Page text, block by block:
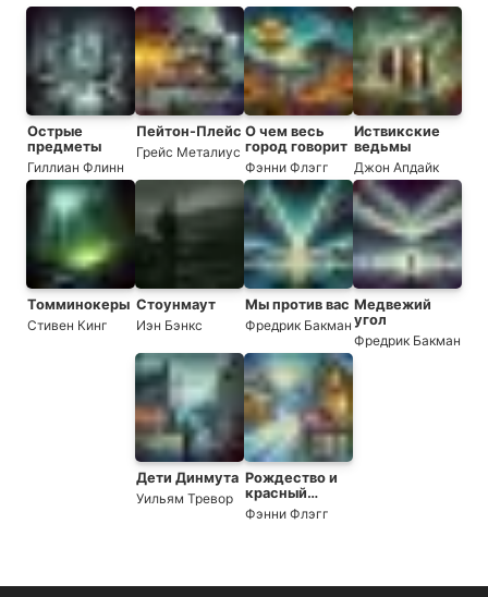
Острые
предметы
Гиллиан Флинн
Пейтон-Плейс
Грейс Металиус
О чем весь
город говорит
Фэнни Флэгг
Иствикские
ведьмы
Джон Апдайк
Томминокеры
Стивен Кинг
Стоунмаут
Иэн Бэнкс
Мы против вас
Фредрик Бакман
Медвежий
угол
Фредрик Бакман
Дети Динмута
Уильям Тревор
Рождество и
красный
кардинал
Фэнни Флэгг